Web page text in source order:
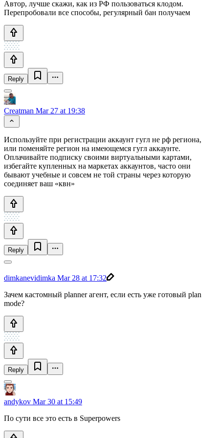
Автор, лучше скажи, как из РФ пользоваться клодом.
Перепробовали все способы, регулярный бан получаем
Reply
Creatman Mar 27 at 19:38
Используйте при регистрации аккаунт гугл не рф региона,
или поменяйте регион на имеющемся гугл аккаунте.
Оплачивайте подписку своими виртуальными картами,
избегайте купленных на маркетах аккаунтов, часто они
бывают учебные и совсем не той страны через которую
соединяет ваш «квн»
Reply
dimkanevidimka Mar 28 at 17:32
Зачем кастомный planner агент, если есть уже готовый plan
mode?
Reply
andykov Mar 30 at 15:49
По сути все это есть в Superpowers